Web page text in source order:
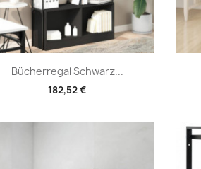
Bücherregal Schwarz...
182,52 €
Vorschau